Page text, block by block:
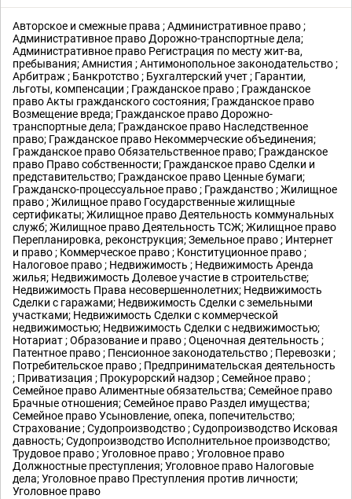
Авторское и смежные права ; Административное право ;
Административное право Дорожно-транспортные дела;
Административное право Регистрация по месту жит-ва,
пребывания; Амнистия ; Антимонопольное законодательство ;
Арбитраж ; Банкротство ; Бухгалтерский учет ; Гарантии,
льготы, компенсации ; Гражданское право ; Гражданское
право Акты гражданского состояния; Гражданское право
Возмещение вреда; Гражданское право Дорожно-
транспортные дела; Гражданское право Наследственное
право; Гражданское право Некоммерческие объединения;
Гражданское право Обязательственное право; Гражданское
право Право собственности; Гражданское право Сделки и
представительство; Гражданское право Ценные бумаги;
Гражданско-процессуальное право ; Гражданство ; Жилищное
право ; Жилищное право Государственные жилищные
сертификаты; Жилищное право Деятельность коммунальных
служб; Жилищное право Деятельность ТСЖ; Жилищное право
Перепланировка, реконструкция; Земельное право ; Интернет
и право ; Коммерческое право ; Конституционное право ;
Налоговое право ; Недвижимость ; Недвижимость Аренда
жилья; Недвижимость Долевое участие в строительстве;
Недвижимость Права несовершеннолетних; Недвижимость
Сделки с гаражами; Недвижимость Сделки с земельными
участками; Недвижимость Сделки с коммерческой
недвижимостью; Недвижимость Сделки с недвижимостью;
Нотариат ; Образование и право ; Оценочная деятельность ;
Патентное право ; Пенсионное законодательство ; Перевозки ;
Потребительское право ; Предпринимательская деятельность
; Приватизация ; Прокурорский надзор ; Семейное право ;
Семейное право Алиментные обязательства; Семейное право
Брачные отношения; Семейное право Раздел имущества;
Семейное право Усыновление, опека, попечительство;
Страхование ; Судопроизводство ; Судопроизводство Исковая
давность; Судопроизводство Исполнительное производство;
Трудовое право ; Уголовное право ; Уголовное право
Должностные преступления; Уголовное право Налоговые
дела; Уголовное право Преступления против личности;
Уголовное право